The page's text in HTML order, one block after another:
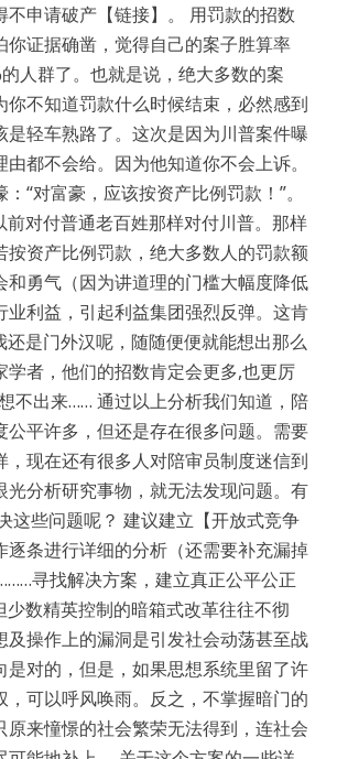
申请破产【链接】。 用罚款的招数
证据确凿，觉得自己的案子胜算率
人群了。也就是说，绝大多数的案
不知道罚款什么时候结束，必然感到
轻车熟路了。这次是因为川普案件曝
都不会给。因为他知道你不会上诉。
“对富豪，应该按资产比例罚款！”。
对付普通老百姓那样对付川普。那样
资产比例罚款，绝大多数人的罚款额
勇气（因为讲道理的门槛大幅度降低
利益，引起利益集团强烈反弹。这肯
是门外汉呢，随随便便就能想出那么
者，他们的招数肯定会更多,也更厉
不出来…… 通过以上分析我们知道，陪
平许多，但还是存在很多问题。需要
现在还有很多人对陪审员制度迷信到
分析研究事物，就无法发现问题。有
这些问题呢？ 建议建立【开放式竞争
条进行详细的分析（还需要补充漏掉
寻找解决方案，建立真正公平公正
数精英控制的暗箱式改革往往不彻
操作上的漏洞是引发社会动荡甚至战
对的，但是，如果思想系统里留了许
可以呼风唤雨。反之，不掌握暗门的
来憧憬的社会繁荣无法得到，连社会